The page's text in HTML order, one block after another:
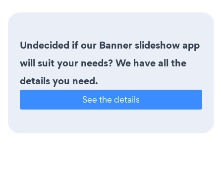
Undecided if our Banner slideshow app
will suit your needs? We have all the
details you need.
See the details